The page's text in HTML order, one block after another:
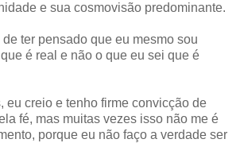
e sua cosmovisão predominante.
ter pensado que eu mesmo sou
é real e não o que eu sei que é
eu creio e tenho firme convicção de
fé, mas muitas vezes isso não me é
porque eu não faço a verdade ser